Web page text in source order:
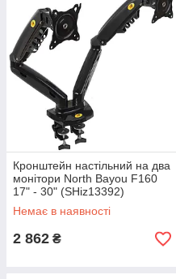
Кронштейн настільний на два
монітори North Bayou F160
17" - 30" (SHiz13392)
Немає в наявності
2 862 ₴